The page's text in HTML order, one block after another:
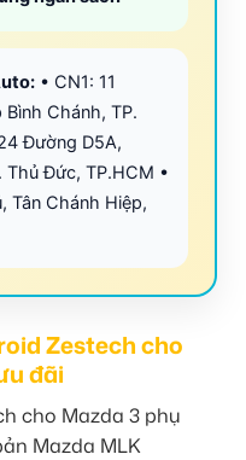
• CN1: 11
Chánh, TP.
Đường D5A,
Thủ Đức, TP.HCM •
Tân Chánh Hiệp,
Zestech cho
đãi
cho Mazda 3 phụ
Mazda MLK